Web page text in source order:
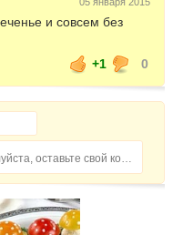
05 января 2015
и совсем без
+1
0
Домохозяйка, пожалуйста, оставьте свой комментарий...